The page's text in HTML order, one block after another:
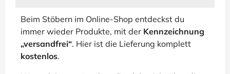
Beim Stöbern im Online-Shop entdeckst du
immer wieder Produkte, mit der Kennzeichnung
„versandfrei“. Hier ist die Lieferung komplett
kostenlos.